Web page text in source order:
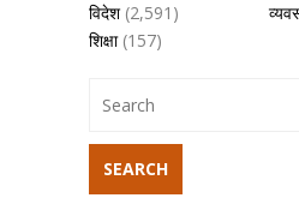
विदेश(2,591)
शिक्षा(157)